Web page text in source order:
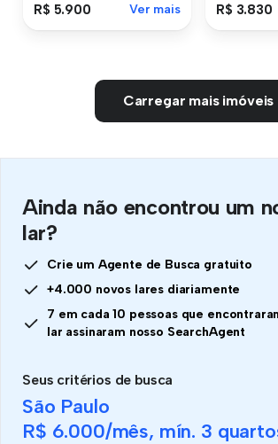
R$ 5.900 Ver mais R$ 3.830
Carregar mais imóveis
Ainda não encontrou um
lar?
Crie um Agente de Busca gratuito
+4.000 novos lares diariamente
7 em cada 10 pessoas que
lar assinaram nosso SearchAgent
Seus critérios de busca
São Paulo
R$ 6.000/mês, mín. 3